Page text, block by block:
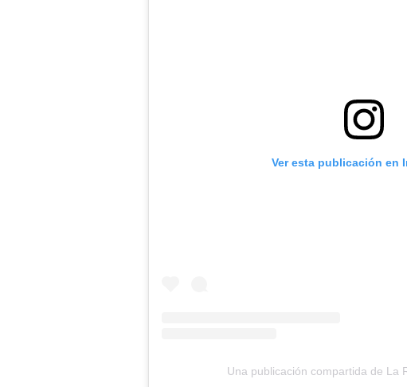
Ver esta publicación en
Una publicación compartida de La